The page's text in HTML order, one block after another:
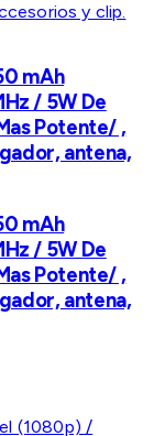
mAh
/ 5W De
Potente/ ,
antena,
mAh
/ 5W De
Potente/ ,
antena,